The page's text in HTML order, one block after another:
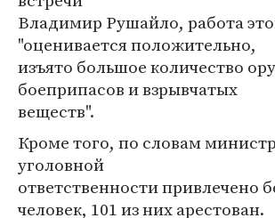
Владимир Рушайло, работа
"оценивается положительно,
изъято большое количество
боеприпасов и взрывчатых
веществ".
Кроме того, по словам
уголовной
ответственности привлечено
человек, 101 из них арестован.